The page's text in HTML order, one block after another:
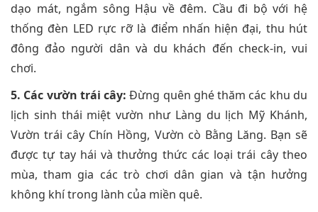
dạo mát, ngắm sông Hậu về đêm. Cầu đi bộ với hệ
thống đèn LED rực rỡ là điểm nhấn hiện đại, thu hút
đông đảo người dân và du khách đến check-in, vui
chơi.
5. Các vườn trái cây: Đừng quên ghé thăm các khu du
lịch sinh thái miệt vườn như Làng du lịch Mỹ Khánh,
Vườn trái cây Chín Hồng, Vườn cò Bằng Lăng. Bạn sẽ
được tự tay hái và thưởng thức các loại trái cây theo
mùa, tham gia các trò chơi dân gian và tận hưởng
không khí trong lành của miền quê.